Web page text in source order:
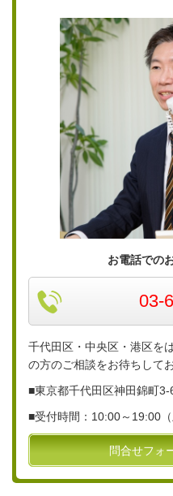
お電話での
03-
千代田区・中央区・港区を
の方のご相談をお待ちして
■東京都千代田区神田錦町3-
■受付時間：10:00～19:00（
問合せフォ